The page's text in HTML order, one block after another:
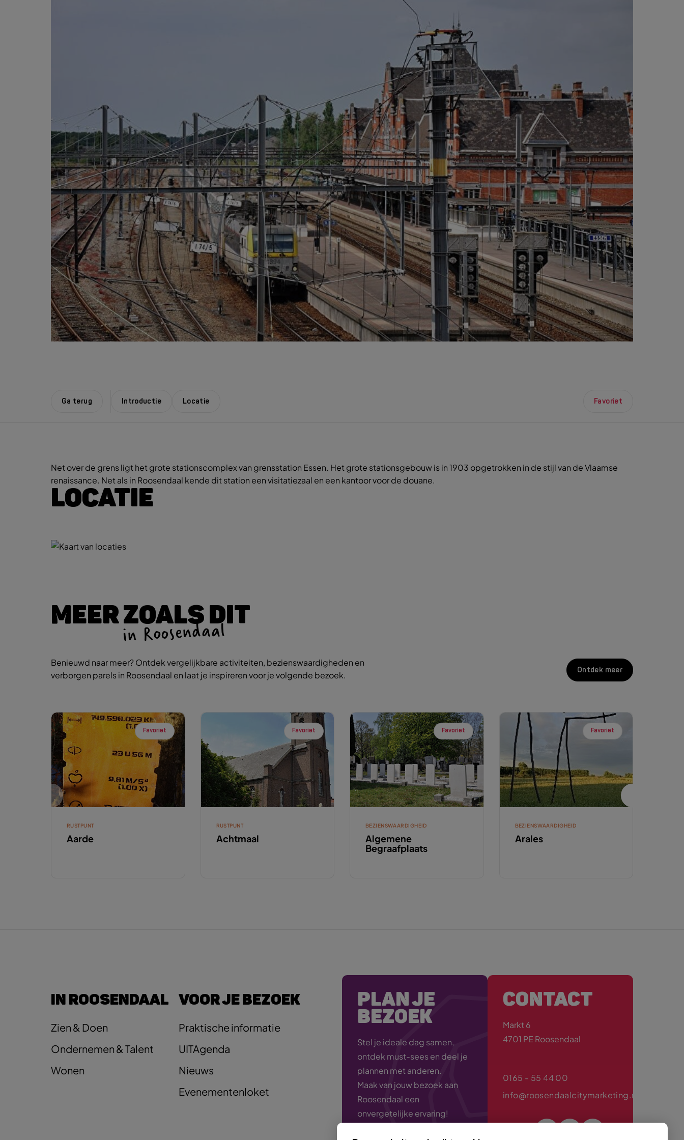
Ga terug Introductie Locatie Favoriet
Net over de grens ligt het grote stationscomplex van grensstation Essen. Het grote stationsgebouw is in 1903 opgetrokken in de stijl van de Vlaamse
renaissance. Net als in Roosendaal kende dit station een visitatiezaal en een kantoor voor de douane.
LOCATIE
MEER ZOALS DIT
in Roosendaal
Benieuwd naar meer? Ontdek vergelijkbare activiteiten, bezienswaardigheden en
verborgen parels in Roosendaal en laat je inspireren voor je volgende bezoek.
Ontdek meer
Favoriet
RUSTPUNT
Aarde
Favoriet
RUSTPUNT
Achtmaal
Favoriet
BEZIENSWAARDIGHEID
Algemene
Begraafplaats
Favoriet
BEZIENSWAARDIGHEID
Arales
IN ROOSENDAAL
Zien & Doen
Ondernemen & Talent
Wonen
VOOR JE BEZOEK
Praktische informatie
UITAgenda
Nieuws
Evenementenloket
PLAN JE
BEZOEK
Stel je ideale dag samen,
ontdek must-sees en deel je
plannen met anderen.
Maak van jouw bezoek aan
Roosendaal een
onvergetelijke ervaring!
CONTACT
Markt 6
4701 PE Roosendaal
0165 - 55 44 00
info@roosendaalcitymarketing.nl